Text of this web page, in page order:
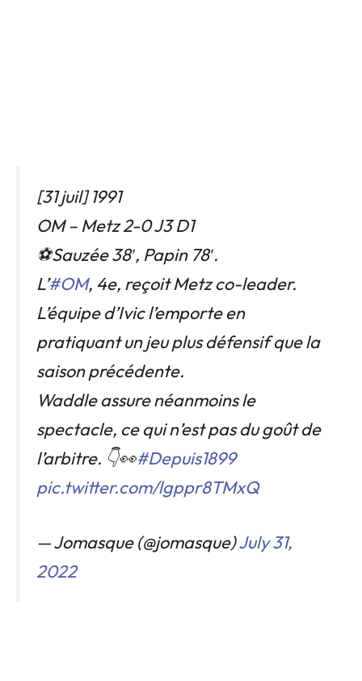
[31 juil] 1991
OM – Metz 2-0 J3 D1
⚽️Sauzée 38′, Papin 78′.
L’#OM, 4e, reçoit Metz co-leader.
L’équipe d’Ivic l’emporte en
pratiquant un jeu plus défensif que la
saison précédente.
Waddle assure néanmoins le
spectacle, ce qui n’est pas du goût de
l’arbitre. 👇👀#Depuis1899
pic.twitter.com/lgppr8TMxQ
— Jomasque (@jomasque)July 31,
2022